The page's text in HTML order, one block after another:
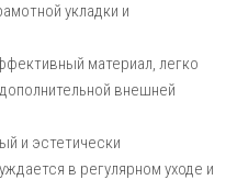
укладки и
материал, легко
внешней
и эстетически
в регулярном уходе и